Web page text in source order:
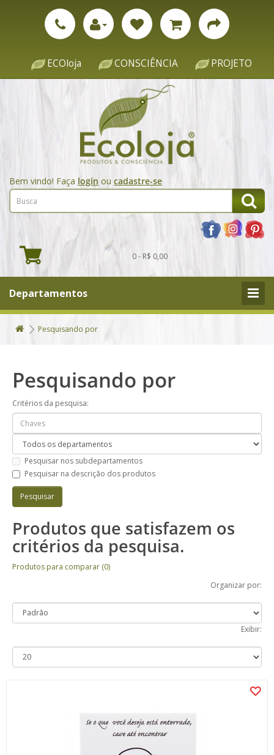
ECOloja CONSCIÊNCIA PROJETO
Bem vindo! Faça login ou cadastre-se
0 - R$ 0,00
Departamentos
Pesquisando por
Pesquisando por
Critérios da pesquisa:
Pesquisar nos subdepartamentos
Pesquisar na descrição dos produtos
Produtos que satisfazem os
critérios da pesquisa.
Produtos para comparar (0)
Organizar por:
Exibir: